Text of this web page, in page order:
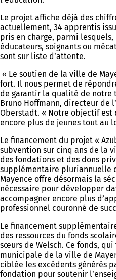
Le projet affiche déjà des
actuellement, 34 apprentis
pris en charge, parmi
éducateurs, soignants ou
sont sur liste d’attente.
« Le soutien de la ville de
fort. Il nous permet de
de garantir la qualité de notre
Bruno Hoffmann, directeur de
Oberstadt. « Notre objectif est
encore plus de jeunes tout au
Le financement du projet «
subvention sur cinq ans de la
des fondations et des dons
supplémentaire pluriannuelle
Mayence offre désormais la
nécessaire pour développer
accompagner encore plus
professionnel couronné de
Le financement
des ressources du fonds
sœurs de Welsch. Ce fonds,
municipale de la ville de
ciblée les excédents générés
fondation pour soutenir